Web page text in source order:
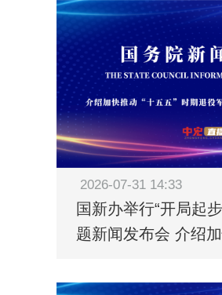
2026-07-31 14:33
国新办举行“开局起
题新闻发布会 介绍
情况